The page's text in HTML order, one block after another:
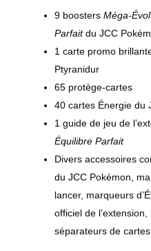
9 boosters Méga-
Parfaitdu JCC
1 carte promo
Ptyranidur
65 protège-cartes
40 cartes Énergie du
1 guide de jeu de
Équilibre Parfait
Divers accessoires
du JCC Pokémon,
lancer, marqueurs
officiel de l’extension,
séparateurs de